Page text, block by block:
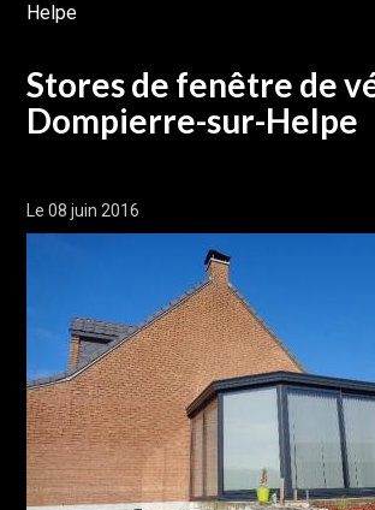
Helpe
Stores de fenêtre de
Dompierre-sur-Helpe
Le 08 juin 2016